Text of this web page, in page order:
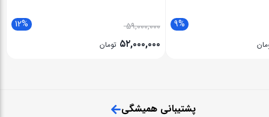
9%
12% ۵۹,۰۰۰,۰۰۰
۵۲,۰۰۰,۰۰۰ تومان
پشتیبانی همیشگی